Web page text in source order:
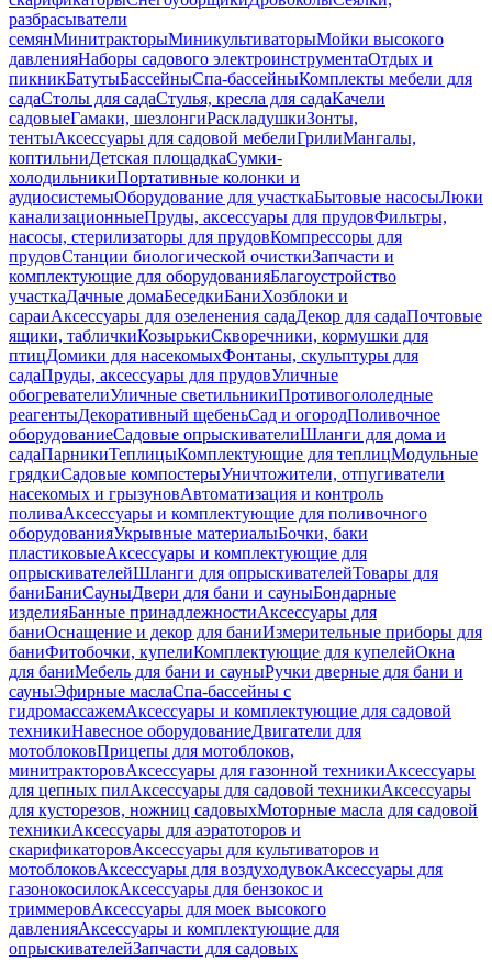
разбрасыватели
семянМинитракторыМиникультиваторыМойки высокого
давленияНаборы садового электроинструментаОтдых и
пикникБатутыБассейныСпа-бассейныКомплекты мебели для
садаСтолы для садаСтулья, кресла для садаКачели
садовыеГамаки, шезлонгиРаскладушкиЗонты,
тентыАксессуары для садовой мебелиГрилиМангалы,
коптильниДетская площадкаСумки-
холодильникиПортативные колонки и
аудиосистемыОборудование для участкаБытовые насосыЛюки
канализационныеПруды, аксессуары для прудовФильтры,
насосы, стерилизаторы для прудовКомпрессоры для
прудовСтанции биологической очисткиЗапчасти и
комплектующие для оборудованияБлагоустройство
участкаДачные домаБеседкиБаниХозблоки и
сараиАксессуары для озеленения садаДекор для садаПочтовые
ящики, табличкиКозырькиСкворечники, кормушки для
птицДомики для насекомыхФонтаны, скульптуры для
садаПруды, аксессуары для прудовУличные
обогревателиУличные светильникиПротивогололедные
реагентыДекоративный щебеньСад и огородПоливочное
оборудованиеСадовые опрыскивателиШланги для дома и
садаПарникиТеплицыКомплектующие для теплицМодульные
грядкиСадовые компостерыУничтожители, отпугиватели
насекомых и грызуновАвтоматизация и контроль
поливаАксессуары и комплектующие для поливочного
оборудованияУкрывные материалыБочки, баки
пластиковыеАксессуары и комплектующие для
опрыскивателейШланги для опрыскивателейТовары для
баниБаниСауныДвери для бани и сауныБондарные
изделияБанные принадлежностиАксессуары для
баниОснащение и декор для баниИзмерительные приборы для
баниФитобочки, купелиКомплектующие для купелейОкна
для баниМебель для бани и сауныРучки дверные для бани и
сауныЭфирные маслаСпа-бассейны с
гидромассажемАксессуары и комплектующие для садовой
техникиНавесное оборудованиеДвигатели для
мотоблоковПрицепы для мотоблоков,
минитракторовАксессуары для газонной техникиАксессуары
для цепных пилАксессуары для садовой техникиАксессуары
для кусторезов, ножниц садовыхМоторные масла для садовой
техникиАксессуары для аэратоторов и
скарификаторовАксессуары для культиваторов и
мотоблоковАксессуары для воздуходувокАксессуары для
газонокосилокАксессуары для бензокос и
триммеровАксессуары для моек высокого
давленияАксессуары и комплектующие для
опрыскивателейЗапчасти для садовых